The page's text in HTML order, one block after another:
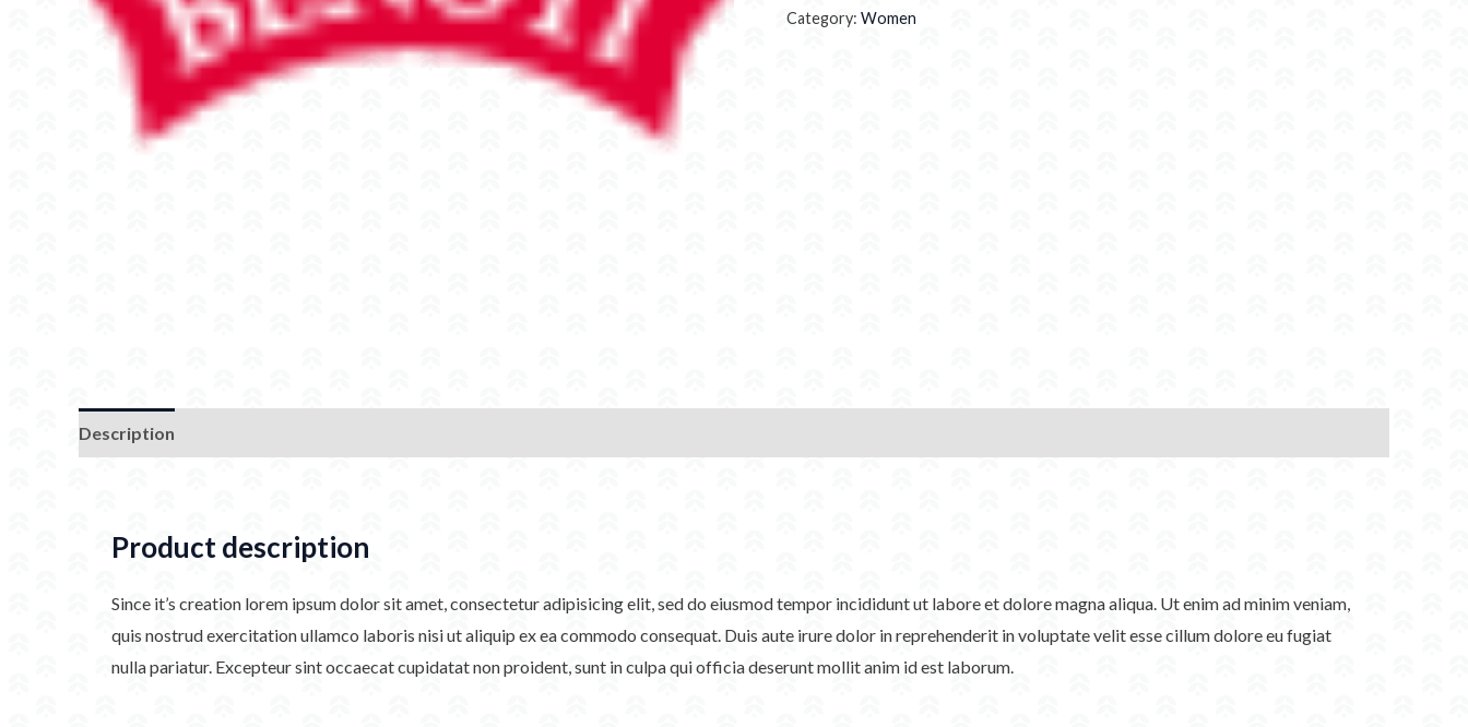
Category: Women
Description
Product description
Since it’s creation lorem ipsum dolor sit amet, consectetur adipisicing elit, sed do eiusmod tempor incididunt ut labore et dolore magna aliqua. Ut enim ad minim veniam,
quis nostrud exercitation ullamco laboris nisi ut aliquip ex ea commodo consequat. Duis aute irure dolor in reprehenderit in voluptate velit esse cillum dolore eu fugiat
nulla pariatur. Excepteur sint occaecat cupidatat non proident, sunt in culpa qui officia deserunt mollit anim id est laborum.